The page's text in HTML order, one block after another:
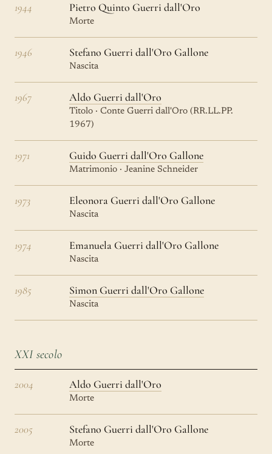
1944 Pietro Quinto Guerri dall'Oro
Morte
1946 Stefano Guerri dall'Oro Gallone
Nascita
1967 Aldo Guerri dall'Oro
Titolo · Conte Guerri dall'Oro (RR.LL.PP.
1967)
1971 Guido Guerri dall'Oro Gallone
Matrimonio · Jeanine Schneider
1973 Eleonora Guerri dall'Oro Gallone
Nascita
1974 Emanuela Guerri dall'Oro Gallone
Nascita
1985 Simon Guerri dall'Oro Gallone
Nascita
XXI secolo
2004 Aldo Guerri dall'Oro
Morte
2005 Stefano Guerri dall'Oro Gallone
Morte